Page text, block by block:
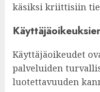
käsiksi kriittisiin
Käyttäjäoikeudet
palveluiden
luotettavuuden